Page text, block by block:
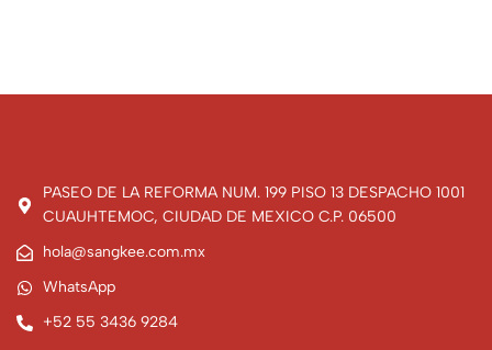
PASEO DE LA REFORMA NUM. 199 PISO 13 DESPACHO 1001
CUAUHTEMOC, CIUDAD DE MEXICO C.P. 06500
hola@sangkee.com.mx
WhatsApp
+52 55 3436 9284